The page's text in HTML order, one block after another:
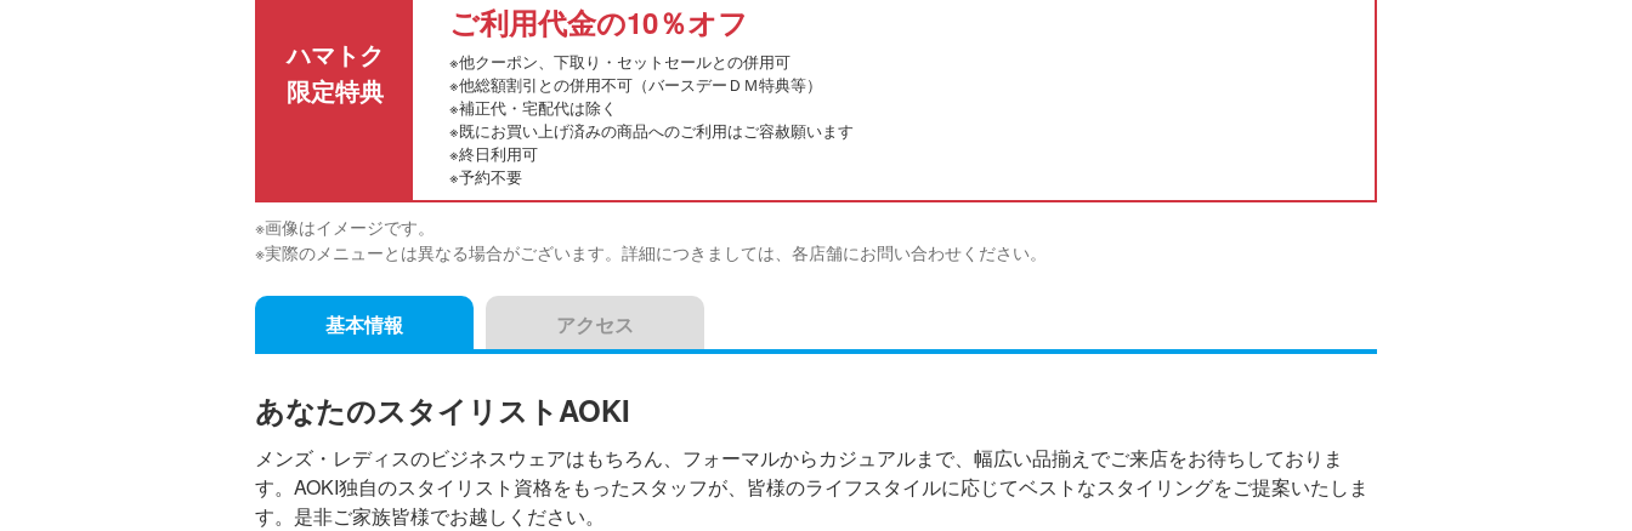
ハマトク
限定特典
ご利用代金の10％オフ
※他クーポン、下取り・セットセールとの併用可
※他総額割引との併用不可（バースデーＤＭ特典等）
※補正代・宅配代は除く
※既にお買い上げ済みの商品へのご利用はご容赦願います
※終日利用可
※予約不要
※画像はイメージです。
※実際のメニューとは異なる場合がございます。詳細につきましては、各店舗にお問い合わせください。
基本情報 アクセス
あなたのスタイリストAOKI
メンズ・レディスのビジネスウェアはもちろん、フォーマルからカジュアルまで、幅広い品揃えでご来店をお待ちしておりま
す。AOKI独自のスタイリスト資格をもったスタッフが、皆様のライフスタイルに応じてベストなスタイリングをご提案いたしま
す。是非ご家族皆様でお越しください。